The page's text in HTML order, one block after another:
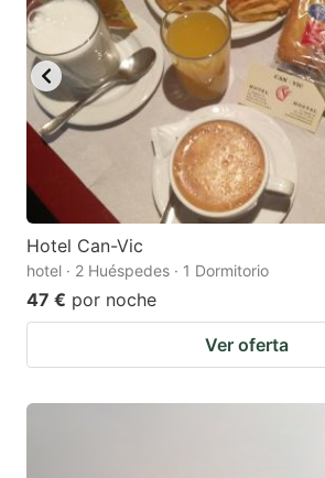
Hotel Can-Vic
hotel · 2 Huéspedes · 1 Dormitorio
47 € por noche
Ver oferta